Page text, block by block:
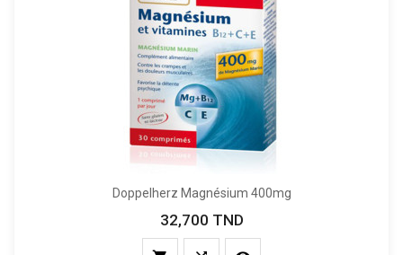
Doppelherz Magnésium 400mg
Prix
32,700 TND